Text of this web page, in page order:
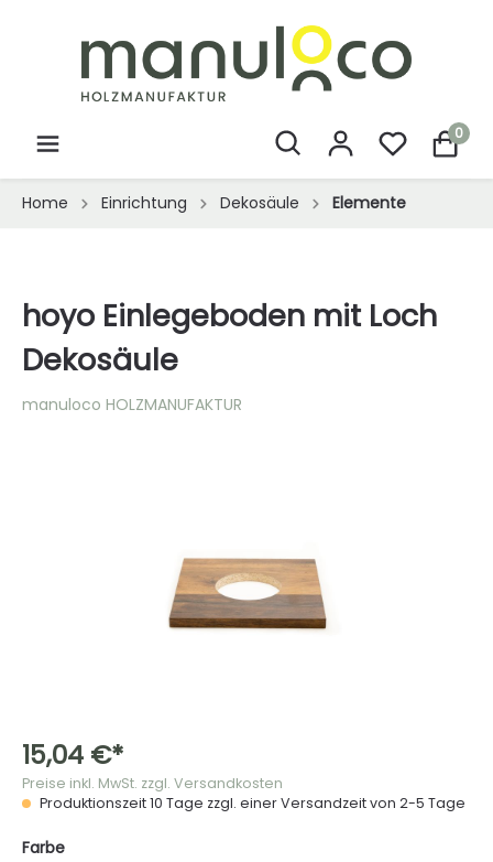
0
Home Einrichtung Dekosäule Elemente
hoyo Einlegeboden mit Loch
Dekosäule
manuloco HOLZMANUFAKTUR
15,04 €*
Preise inkl. MwSt. zzgl. Versandkosten
Produktionszeit 10 Tage zzgl. einer Versandzeit von 2-5 Tage
Farbe